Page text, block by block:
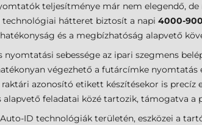
teljesítménye már nem elegendő,
technológiai hátteret biztosít a napi 4000-
és a megbízhatóság alapvető
nyomtatási sebessége az ipari szegmens
végezhető a futárcímke
azonosító etikett készítésekor is
feladatai közé tartozik, támogatva a
ID technológiák területén, eszközei a